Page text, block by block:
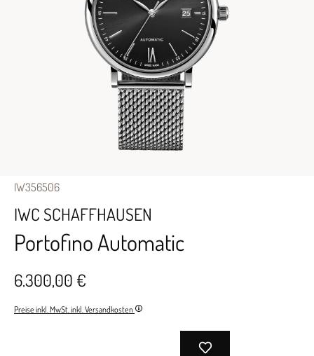
IW356506
IWC SCHAFFHAUSEN
Portofino Automatic
6.300,00 €
Preise inkl. MwSt. inkl. Versandkosten